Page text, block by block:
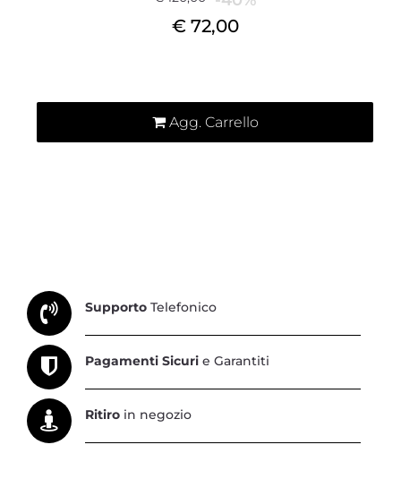
€ 72,00
Agg. Carrello
Supporto Telefonico
Pagamenti Sicuri e Garantiti
Ritiro in negozio